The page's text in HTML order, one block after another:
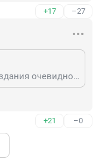
+17 –27
Ну вам очевидна, а владельцу здания очевидно, что там парковаться нельзя и водители сами виноваты.
+21 –0